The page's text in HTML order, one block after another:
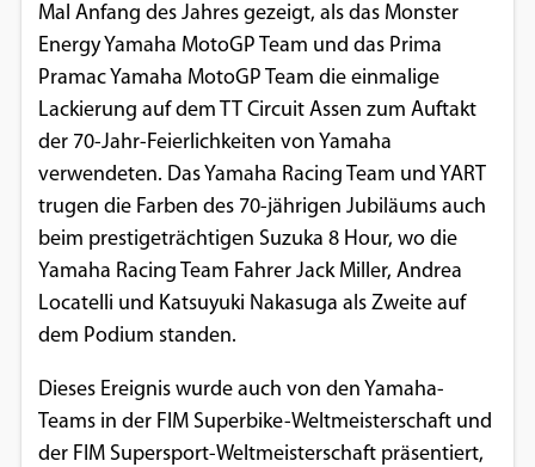
Mal Anfang des Jahres gezeigt, als das Monster
Energy Yamaha MotoGP Team und das Prima
Pramac Yamaha MotoGP Team die einmalige
Lackierung auf dem TT Circuit Assen zum Auftakt
der 70-Jahr-Feierlichkeiten von Yamaha
verwendeten. Das Yamaha Racing Team und YART
trugen die Farben des 70-jährigen Jubiläums auch
beim prestigeträchtigen Suzuka 8 Hour, wo die
Yamaha Racing Team Fahrer Jack Miller, Andrea
Locatelli und Katsuyuki Nakasuga als Zweite auf
dem Podium standen.
Dieses Ereignis wurde auch von den Yamaha-
Teams in der FIM Superbike-Weltmeisterschaft und
der FIM Supersport-Weltmeisterschaft präsentiert,
EXTERNE MEDIEN
Um Inhalte von Videoplattformen und
Social Media Plattformen anzeigen zu
können, werden von diesen externen
Medien Cookies gesetzt.
YouTube
Vimeo
Google Maps